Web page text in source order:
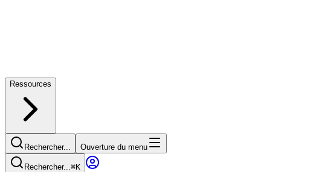
Ressources
Rechercher... Ouverture du menu
Rechercher...⌘K